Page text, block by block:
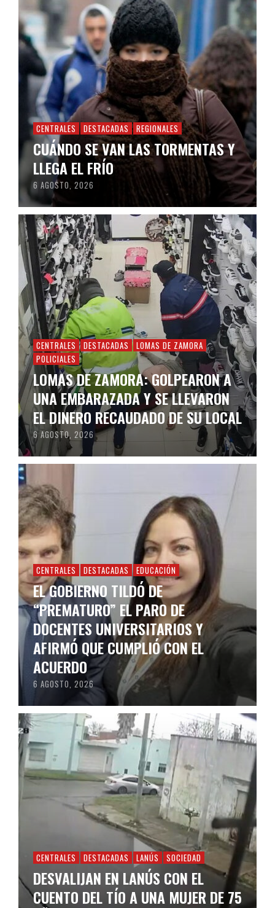
CENTRALES DESTACADAS REGIONALES
CUÁNDO SE VAN LAS TORMENTAS Y
LLEGA EL FRÍO
6 AGOSTO, 2026
CENTRALES DESTACADAS
LOMAS DE ZAMORA
POLICIALES
LOMAS DE ZAMORA: GOLPEARON A
UNA EMBARAZADA Y SE LLEVARON
EL DINERO RECAUDADO DE SU LOCAL
6 AGOSTO, 2026
CENTRALES DESTACADAS EDUCACIÓN
EL GOBIERNO TILDÓ DE
“PREMATURO” EL PARO DE
DOCENTES UNIVERSITARIOS Y
AFIRMÓ QUE CUMPLIÓ CON EL
ACUERDO
6 AGOSTO, 2026
CENTRALES DESTACADAS LANÚS SOCIEDAD
DESVALIJAN EN LANÚS CON EL
CUENTO DEL TÍO A UNA MUJER DE 75